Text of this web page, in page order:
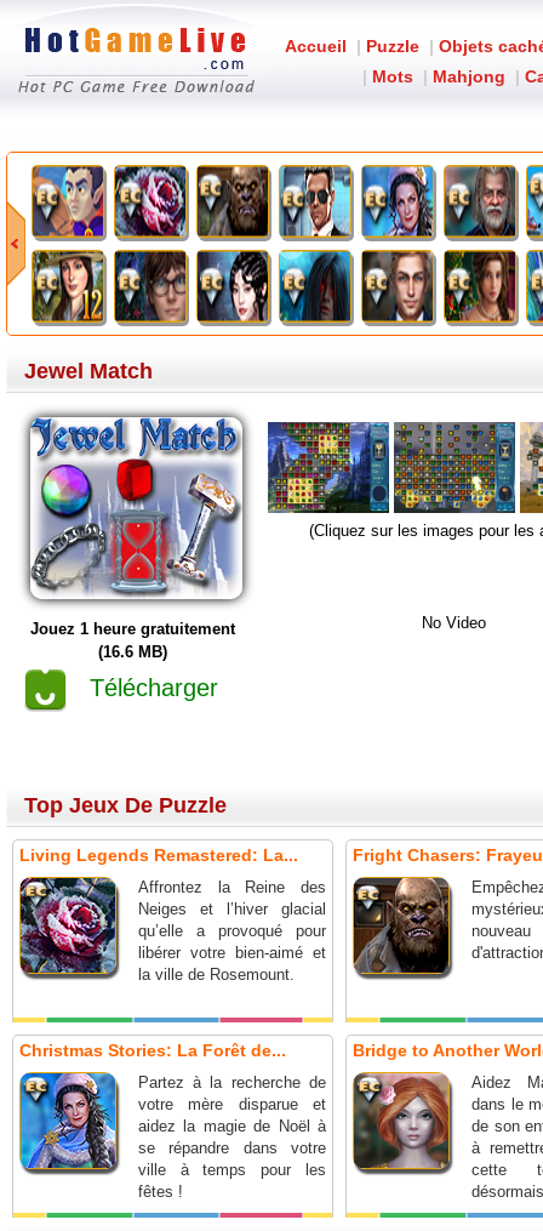
Accueil | Puzzle | Objets
| Mots | Mahjong |
Jewel Match
Jouez 1 heure gratuitement
(16.6 MB)
Télécharger
(Cliquez sur les images pour les
No Video
Top Jeux De Puzzle
Living Legends Remastered: La...
Affrontez la Reine des
Neiges et l’hiver glacial
qu’elle a provoqué pour
libérer votre bien-aimé et
la ville de Rosemount.
Fright Chasers:
Christmas Stories: La Forêt de...
Partez à la recherche de
votre mère disparue et
aidez la magie de Noël à
se répandre dans votre
ville à temps pour les
fêtes !
Bridge to Another
Aidez
dans le
de son
à
cette